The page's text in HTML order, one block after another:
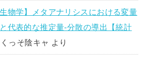
物学】メタアナリシスにおける変量
代表的な推定量-分散の導出【統計
くっそ陰キャ より